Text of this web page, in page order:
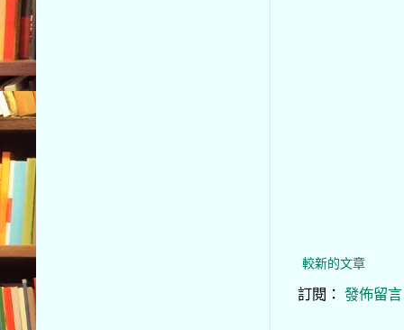
較新的文章
訂閱： 發佈留